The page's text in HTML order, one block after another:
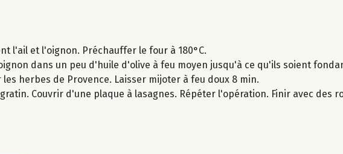
l'ail et l'oignon. Préchauffer le four à 180°C.
dans un peu d'huile d'olive à feu moyen jusqu'à ce qu'ils soient
herbes de Provence. Laisser mijoter à feu doux 8 min.
Couvrir d'une plaque à lasagnes. Répéter l'opération. Finir avec des